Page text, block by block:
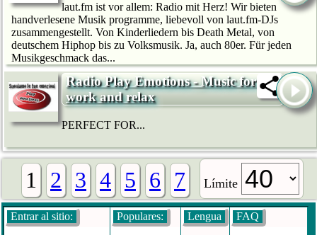
laut.fm ist vor allem: Radio mit Herz! Wir bie­ten
handverlesene Musik programme, liebevoll von laut.fm-DJs
zusammengestellt. Von Kinderliedern bis Death Metal, von
deutschem Hip­hop bis zu Volksmusik. Ja, auch 80er. Für jeden
Musikgeschmack das...
Radio Play Emotions - Music for
work and relax
PERFECT FOR...
1 2 3 4 5 6 7 Límite
Entrar al sitio: Populares: Lengua FAQ